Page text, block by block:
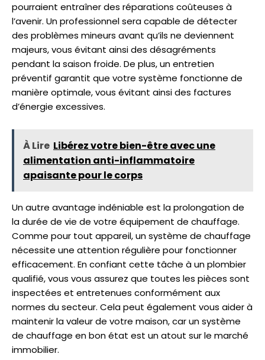
pourraient entraîner des réparations coûteuses à
l’avenir. Un professionnel sera capable de détecter
des problèmes mineurs avant qu’ils ne deviennent
majeurs, vous évitant ainsi des désagréments
pendant la saison froide. De plus, un entretien
préventif garantit que votre système fonctionne de
manière optimale, vous évitant ainsi des factures
d’énergie excessives.
À Lire Libérez votre bien-être avec une
alimentation anti-inflammatoire
apaisante pour le corps
Un autre avantage indéniable est la prolongation de
la durée de vie de votre équipement de chauffage.
Comme pour tout appareil, un système de chauffage
nécessite une attention régulière pour fonctionner
efficacement. En confiant cette tâche à un plombier
qualifié, vous vous assurez que toutes les pièces sont
inspectées et entretenues conformément aux
normes du secteur. Cela peut également vous aider à
maintenir la valeur de votre maison, car un système
de chauffage en bon état est un atout sur le marché
immobilier.